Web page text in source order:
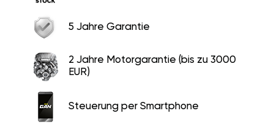
5 Jahre Garantie
2 Jahre Motorgarantie (bis zu 3000
EUR)
Steuerung per Smartphone